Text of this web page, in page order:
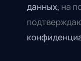
данных, на